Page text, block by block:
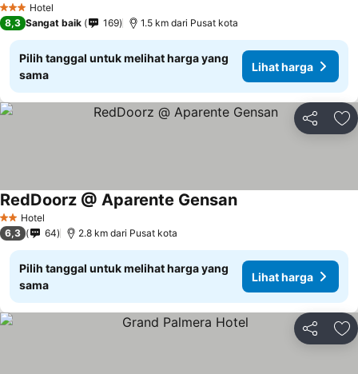
3 BintangHotel
8,3 Sangat baik 169 1.5 km dari Pusat kota
Pilih tanggal untuk melihat harga yang
sama
Lihat harga
Bagikan
2 Bintang
Hotel
RedDoorz @ Aparente Gensan
6,3 64 2.8 km dari Pusat kota
Pilih tanggal untuk melihat harga yang
sama
Lihat harga
Bagikan